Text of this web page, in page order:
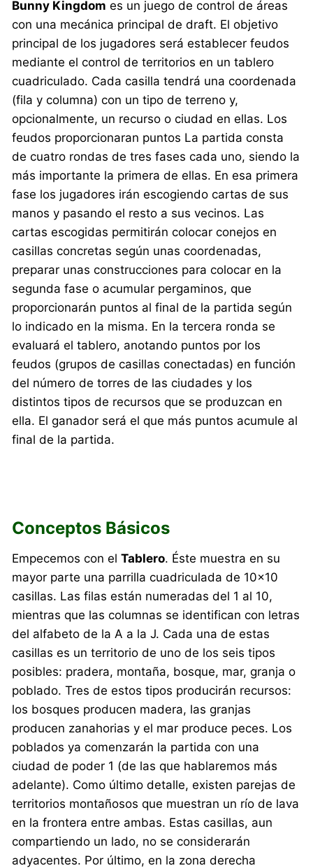
Bunny Kingdom es un juego de control de áreas
con una mecánica principal de draft. El objetivo
principal de los jugadores será establecer feudos
mediante el control de territorios en un tablero
cuadriculado. Cada casilla tendrá una coordenada
(fila y columna) con un tipo de terreno y,
opcionalmente, un recurso o ciudad en ellas. Los
feudos proporcionaran puntos La partida consta
de cuatro rondas de tres fases cada uno, siendo la
más importante la primera de ellas. En esa primera
fase los jugadores irán escogiendo cartas de sus
manos y pasando el resto a sus vecinos. Las
cartas escogidas permitirán colocar conejos en
casillas concretas según unas coordenadas,
preparar unas construcciones para colocar en la
segunda fase o acumular pergaminos, que
proporcionarán puntos al final de la partida según
lo indicado en la misma. En la tercera ronda se
evaluará el tablero, anotando puntos por los
feudos (grupos de casillas conectadas) en función
del número de torres de las ciudades y los
distintos tipos de recursos que se produzcan en
ella. El ganador será el que más puntos acumule al
final de la partida.
Conceptos Básicos
Empecemos con elTablero. Éste muestra en su
mayor parte una parrilla cuadriculada de 10×10
casillas. Las filas están numeradas del 1 al 10,
mientras que las columnas se identifican con letras
del alfabeto de la A a la J. Cada una de estas
casillas es un territorio de uno de los seis tipos
posibles: pradera, montaña, bosque, mar, granja o
poblado. Tres de estos tipos producirán recursos:
los bosques producen madera, las granjas
producen zanahorias y el mar produce peces. Los
poblados ya comenzarán la partida con una
ciudad de poder 1 (de las que hablaremos más
adelante). Como último detalle, existen parejas de
territorios montañosos que muestran un río de lava
en la frontera entre ambas. Estas casillas, aun
compartiendo un lado, no se considerarán
adyacentes. Por último, en la zona derecha